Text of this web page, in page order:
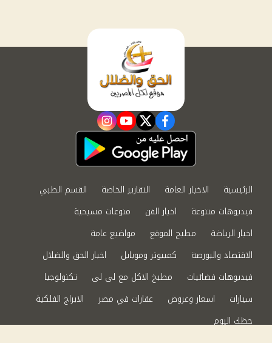
facebook
twitter
youtube
instagram
الرئيسية الاخبار العامة التقارير الخاصة
القسم الطبي
فيديوهات متنوعة
اخبار الفن
منوعات مسيحية
اخبار الرياضة
مطبخ الموقع
مواضيع عامة
الاقتصاد والبورصة
كمبيوتر وموبايل
اخبار الحق والضلال
فيديوهات فضائيات
مطبخ الاكل مع لى لى
تكنولوجيا
سيارات
اسعار وعروض عقارات في مصر
الابراج الفلكية
حظك اليوم